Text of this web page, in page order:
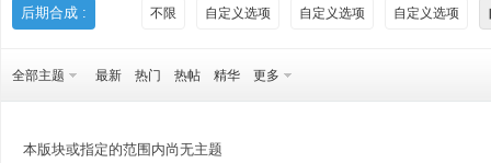
后期合成 : 不限 自定义选项 自定义选项 自定义选项
全部主题 最新 热门 热帖 精华 更多
本版块或指定的范围内尚无主题